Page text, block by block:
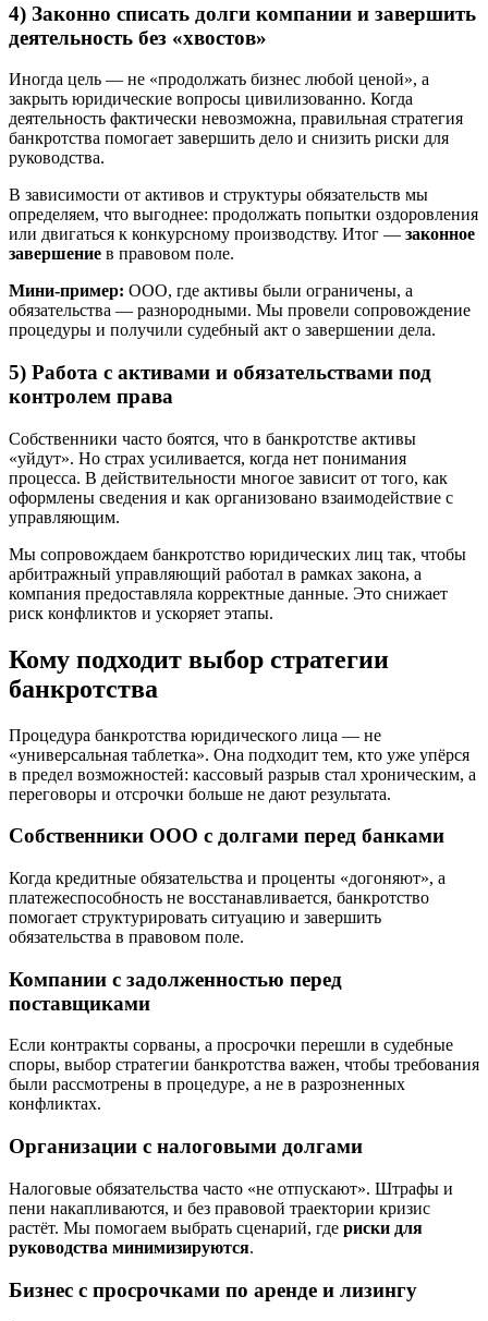
4) Законно списать долги компании и завершить
деятельность без «хвостов»
Иногда цель — не «продолжать бизнес любой ценой», а
закрыть юридические вопросы цивилизованно. Когда
деятельность фактически невозможна, правильная стратегия
банкротства помогает завершить дело и снизить риски для
руководства.
В зависимости от активов и структуры обязательств мы
определяем, что выгоднее: продолжать попытки оздоровления
или двигаться к конкурсному производству. Итог — законное
завершение в правовом поле.
Мини-пример: ООО, где активы были ограничены, а
обязательства — разнородными. Мы провели сопровождение
процедуры и получили судебный акт о завершении дела.
5) Работа с активами и обязательствами под
контролем права
Собственники часто боятся, что в банкротстве активы
«уйдут». Но страх усиливается, когда нет понимания
процесса. В действительности многое зависит от того, как
оформлены сведения и как организовано взаимодействие с
управляющим.
Мы сопровождаем банкротство юридических лиц так, чтобы
арбитражный управляющий работал в рамках закона, а
компания предоставляла корректные данные. Это снижает
риск конфликтов и ускоряет этапы.
Кому подходит выбор стратегии
банкротства
Процедура банкротства юридического лица — не
«универсальная таблетка». Она подходит тем, кто уже упёрся
в предел возможностей: кассовый разрыв стал хроническим, а
переговоры и отсрочки больше не дают результата.
Собственники ООО с долгами перед банками
Когда кредитные обязательства и проценты «догоняют», а
платежеспособность не восстанавливается, банкротство
помогает структурировать ситуацию и завершить
обязательства в правовом поле.
Компании с задолженностью перед
поставщиками
Если контракты сорваны, а просрочки перешли в судебные
споры, выбор стратегии банкротства важен, чтобы требования
были рассмотрены в процедуре, а не в разрозненных
конфликтах.
Организации с налоговыми долгами
Налоговые обязательства часто «не отпускают». Штрафы и
пени накапливаются, и без правовой траектории кризис
растёт. Мы помогаем выбрать сценарий, где риски для
руководства минимизируются.
Бизнес с просрочками по аренде и лизингу